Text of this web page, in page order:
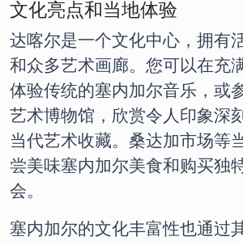
文化亮点和当地体验
达喀尔是一个文化中心，拥有
和众多艺术画廊。您可以在充
体验传统的塞内加尔音乐，或
艺术博物馆，欣赏令人印象深
当代艺术收藏。桑达加市场等
尝美味塞内加尔美食和购买独
会。
塞内加尔的文化丰富性也通过